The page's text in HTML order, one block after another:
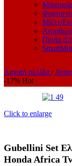
Μίζες/
Πηνία /
Αρχική σελίδα /
-17% Hot
Click to enlarge
Gubellini Set
Honda Africa